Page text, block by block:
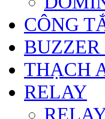
CÔNG
THẠCH
RELAY